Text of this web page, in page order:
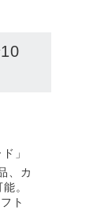
」
、カ
。
ト